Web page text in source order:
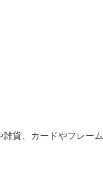
貨、カードやフレー